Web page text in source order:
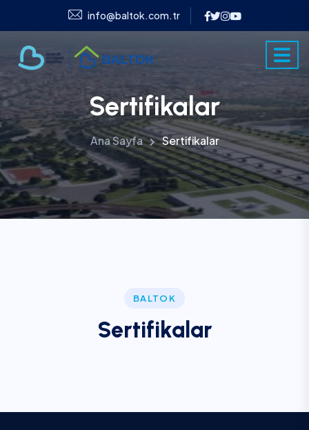
info@baltok.com.tr
Sertifikalar
Ana Sayfa Sertifikalar
BALTOK
Sertifikalar